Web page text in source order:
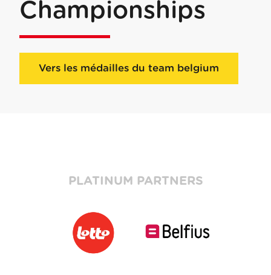
Championships
Vers les médailles du team belgium
PLATINUM PARTNERS